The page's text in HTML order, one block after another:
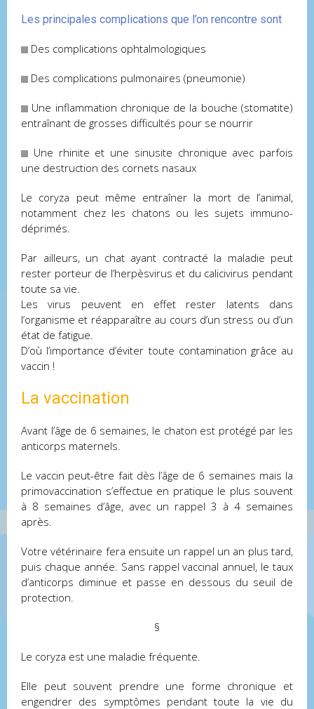
Les principales complications que l’on rencontre sont
Des complications ophtalmologiques
Des complications pulmonaires (pneumonie)
Une inflammation chronique de la bouche (stomatite)
entraînant de grosses difficultés pour se nourrir
Une rhinite et une sinusite chronique avec parfois
une destruction des cornets nasaux
Le coryza peut même entraîner la mort de l’animal,
notamment chez les chatons ou les sujets immuno-
déprimés.
Par ailleurs, un chat ayant contracté la maladie peut
rester porteur de l’herpèsvirus et du calicivirus pendant
toute sa vie.
Les virus peuvent en effet rester latents dans
l’organisme et réapparaître au cours d’un stress ou d’un
état de fatigue.
D’où l’importance d’éviter toute contamination grâce au
vaccin !
La vaccination
Avant l’âge de 6 semaines, le chaton est protégé par les
anticorps maternels.
Le vaccin peut-être fait dès l’âge de 6 semaines mais la
primovaccination s’effectue en pratique le plus souvent
à 8 semaines d’âge, avec un rappel 3 à 4 semaines
après.
Votre vétérinaire fera ensuite un rappel un an plus tard,
puis chaque année. Sans rappel vaccinal annuel, le taux
d’anticorps diminue et passe en dessous du seuil de
protection.
§
Le coryza est une maladie fréquente.
Elle peut souvent prendre une forme chronique et
engendrer des symptômes pendant toute la vie du